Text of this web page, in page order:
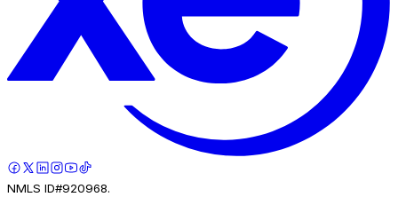
NMLS ID#920968.